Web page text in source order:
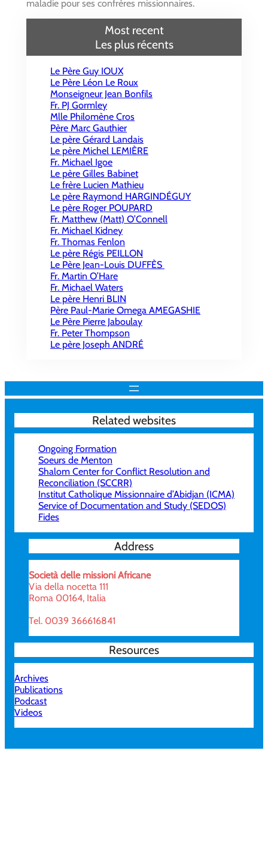
maladie pour ses confrères missionnaires.
Most recent
Les plus récents
Le Père Guy IOUX
Le Père Léon Le Roux
Monseigneur Jean Bonfils
Fr. PJ Gormley
Mlle Philomène Cros
Père Marc Gauthier
Le père Gérard Landais
Le père Michel LEMIÈRE
Fr. Michael Igoe
Le père Gilles Babinet
Le frère Lucien Mathieu
Le père Raymond HARGINDÉGUY
Le père Roger POUPARD
Fr. Matthew (Matt) O’Connell
Fr. Michael Kidney
Fr. Thomas Fenlon
Le père Régis PEILLON
Le Père Jean-Louis DUFFÈS
Fr. Martin O’Hare
Fr. Michael Waters
Le père Henri BLIN
Père Paul-Marie Omega AMEGASHIE
Le Père Pierre Jaboulay
Fr. Peter Thompson
Le père Joseph ANDRÉ
Related websites
Ongoing Formation
Soeurs de Menton
Shalom Center for Conflict Resolution and
Reconciliation (SCCRR)
Institut Catholique Missionnaire d’Abidjan (ICMA)
Service of Documentation and Study (SEDOS)
Fides
Address
Società delle missioni Africane
Via della nocetta 111
Roma 00164, Italia
Tel. 0039 366616841
Resources
Archives
Publications
Podcast
Videos